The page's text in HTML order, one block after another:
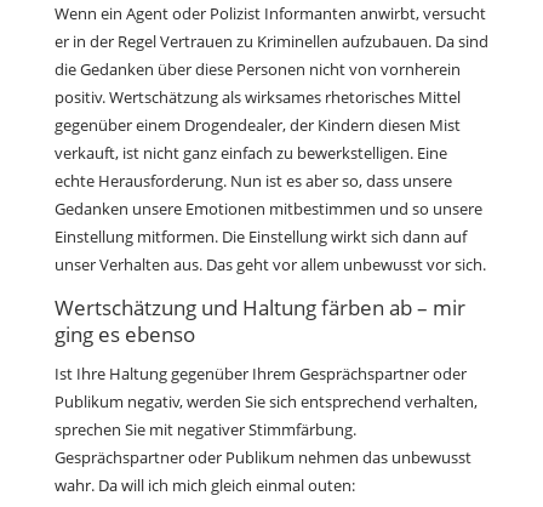
Wenn ein Agent oder Polizist Informanten anwirbt, versucht
er in der Regel Vertrauen zu Kriminellen aufzubauen. Da sind
die Gedanken über diese Personen nicht von vornherein
positiv. Wertschätzung als wirksames rhetorisches Mittel
gegenüber einem Drogendealer, der Kindern diesen Mist
verkauft, ist nicht ganz einfach zu bewerkstelligen. Eine
echte Herausforderung. Nun ist es aber so, dass unsere
Gedanken unsere Emotionen mitbestimmen und so unsere
Einstellung mitformen. Die Einstellung wirkt sich dann auf
unser Verhalten aus. Das geht vor allem unbewusst vor sich.
Wertschätzung und Haltung färben ab – mir
ging es ebenso
Ist Ihre Haltung gegenüber Ihrem Gesprächspartner oder
Publikum negativ, werden Sie sich entsprechend verhalten,
sprechen Sie mit negativer Stimmfärbung.
Gesprächspartner oder Publikum nehmen das unbewusst
wahr. Da will ich mich gleich einmal outen: